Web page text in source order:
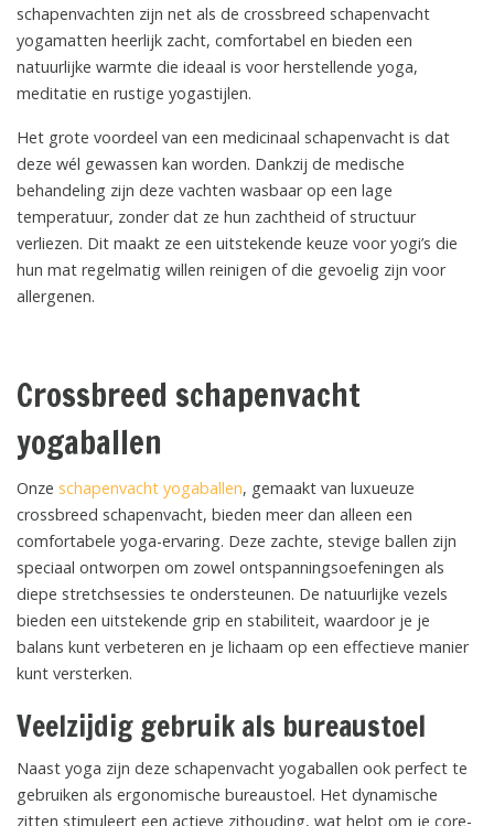
schapenvachten zijn net als de crossbreed schapenvacht
yogamatten heerlijk zacht, comfortabel en bieden een
natuurlijke warmte die ideaal is voor herstellende yoga,
meditatie en rustige yogastijlen.
Het grote voordeel van een medicinaal schapenvacht is dat
deze wél gewassen kan worden. Dankzij de medische
behandeling zijn deze vachten wasbaar op een lage
temperatuur, zonder dat ze hun zachtheid of structuur
verliezen. Dit maakt ze een uitstekende keuze voor yogi’s die
hun mat regelmatig willen reinigen of die gevoelig zijn voor
allergenen.
Crossbreed schapenvacht
yogaballen
Onze schapenvacht yogaballen, gemaakt van luxueuze
crossbreed schapenvacht, bieden meer dan alleen een
comfortabele yoga-ervaring. Deze zachte, stevige ballen zijn
speciaal ontworpen om zowel ontspanningsoefeningen als
diepe stretchsessies te ondersteunen. De natuurlijke vezels
bieden een uitstekende grip en stabiliteit, waardoor je je
balans kunt verbeteren en je lichaam op een effectieve manier
kunt versterken.
Veelzijdig gebruik als bureaustoel
Naast yoga zijn deze schapenvacht yogaballen ook perfect te
gebruiken als ergonomische bureaustoel. Het dynamische
zitten stimuleert een actieve zithouding, wat helpt om je core-